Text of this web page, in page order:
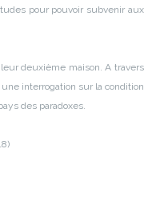
pour pouvoir subvenir aux
deuxième maison. A travers
interrogation sur la condition
des paradoxes.